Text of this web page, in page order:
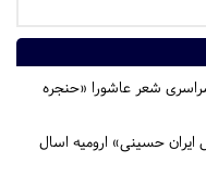
شعر عاشورا «حنجره
ایران حسینی» ارومیه اسال